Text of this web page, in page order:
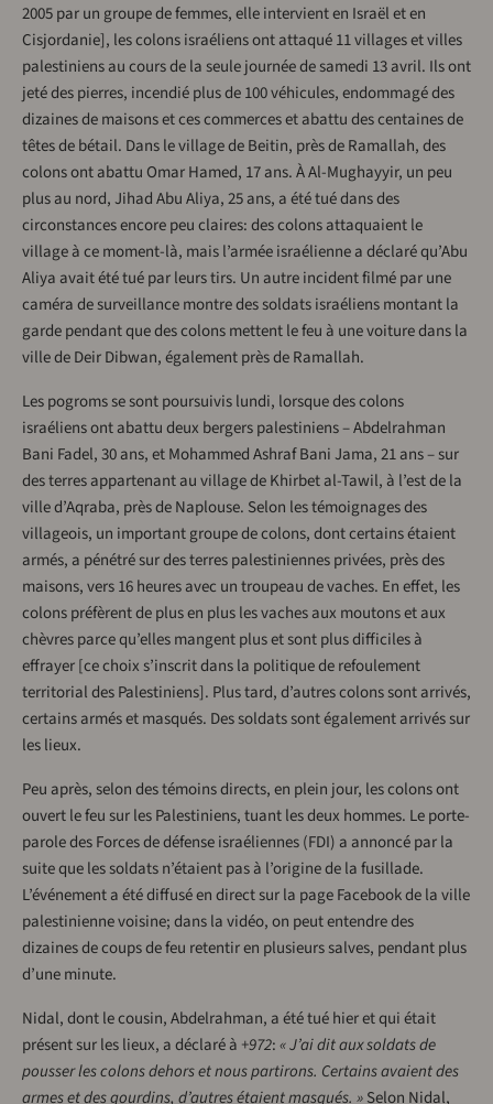
2005 par un groupe de femmes, elle intervient en Israël et en
Cisjordanie], les colons israéliens ont attaqué 11 villages et villes
palestiniens au cours de la seule journée de samedi 13 avril. Ils ont
jeté des pierres, incendié plus de 100 véhicules, endommagé des
dizaines de maisons et ces commerces et abattu des centaines de
têtes de bétail. Dans le village de Beitin, près de Ramallah, des
colons ont abattu Omar Hamed, 17 ans. À Al-Mughayyir, un peu
plus au nord, Jihad Abu Aliya, 25 ans, a été tué dans des
circonstances encore peu claires: des colons attaquaient le
village à ce moment-là, mais l’armée israélienne a déclaré qu’Abu
Aliya avait été tué par leurs tirs. Un autre incident filmé par une
caméra de surveillance montre des soldats israéliens montant la
garde pendant que des colons mettent le feu à une voiture dans la
ville de Deir Dibwan, également près de Ramallah.
Les pogroms se sont poursuivis lundi, lorsque des colons
israéliens ont abattu deux bergers palestiniens – Abdelrahman
Bani Fadel, 30 ans, et Mohammed Ashraf Bani Jama, 21 ans – sur
des terres appartenant au village de Khirbet al-Tawil, à l’est de la
ville d’Aqraba, près de Naplouse. Selon les témoignages des
villageois, un important groupe de colons, dont certains étaient
armés, a pénétré sur des terres palestiniennes privées, près des
maisons, vers 16 heures avec un troupeau de vaches. En effet, les
colons préfèrent de plus en plus les vaches aux moutons et aux
chèvres parce qu’elles mangent plus et sont plus difficiles à
effrayer [ce choix s’inscrit dans la politique de refoulement
territorial des Palestiniens]. Plus tard, d’autres colons sont arrivés,
certains armés et masqués. Des soldats sont également arrivés sur
les lieux.
Peu après, selon des témoins directs, en plein jour, les colons ont
ouvert le feu sur les Palestiniens, tuant les deux hommes. Le porte-
parole des Forces de défense israéliennes (FDI) a annoncé par la
suite que les soldats n’étaient pas à l’origine de la fusillade.
L’événement a été diffusé en direct sur la page Facebook de la ville
palestinienne voisine; dans la vidéo, on peut entendre des
dizaines de coups de feu retentir en plusieurs salves, pendant plus
d’une minute.
Nidal, dont le cousin, Abdelrahman, a été tué hier et qui était
présent sur les lieux, a déclaré à +972:« J’ai dit aux soldats de
pousser les colons dehors et nous partirons. Certains avaient des
armes et des gourdins, d’autres étaient masqués. »Selon Nidal,